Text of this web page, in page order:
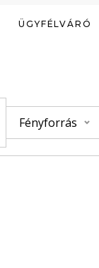
ÜGYFÉLVÁRÓ
Fényforrás